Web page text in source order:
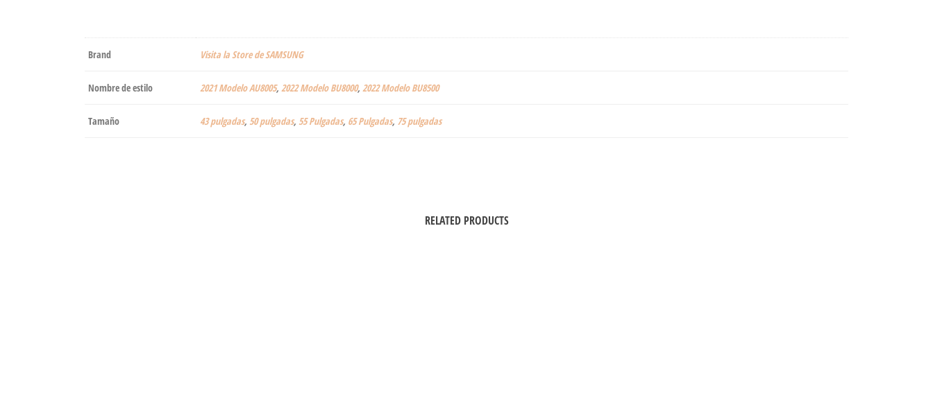
Brand Visita la Store de SAMSUNG
Nombre de estilo 2021 Modelo AU8005, 2022 Modelo BU8000, 2022 Modelo BU8500
Tamaño 43 pulgadas, 50 pulgadas, 55 Pulgadas, 65 Pulgadas, 75 pulgadas
RELATED PRODUCTS